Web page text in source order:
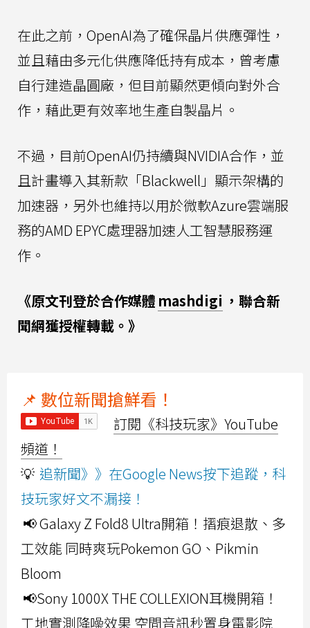
在此之前，OpenAI為了確保晶片供應彈性，
並且藉由多元化供應降低持有成本，曾考慮
自行建造晶圓廠，但目前顯然更傾向對外合
作，藉此更有效率地生產自製晶片。
不過，目前OpenAI仍持續與NVIDIA合作，並
且計畫導入其新款「Blackwell」顯示架構的
加速器，另外也維持以用於微軟Azure雲端服
務的AMD EPYC處理器加速人工智慧服務運
作。
《原文刊登於合作媒體 mashdigi ，聯合新
聞網獲授權轉載。》
📌 數位新聞搶鮮看！
訂閱《科技玩家》YouTube
頻道！
💡 追新聞》》在Google News按下追蹤，科
技玩家好文不漏接！
📢 Galaxy Z Fold8 Ultra開箱！摺痕退散、多
工效能 同時爽玩Pokemon GO、Pikmin
Bloom
📢Sony 1000X THE COLLEXION耳機開箱！
工地實測降噪效果 空間音訊秒置身電影院